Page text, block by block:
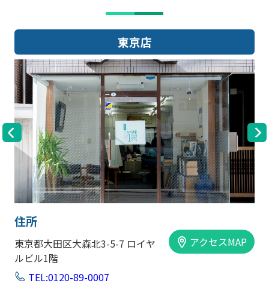
東京店
住所
東京都大田区大森北3-5-7 ロイヤ
ルビル1階
アクセスMAP
TEL:0120-89-0007